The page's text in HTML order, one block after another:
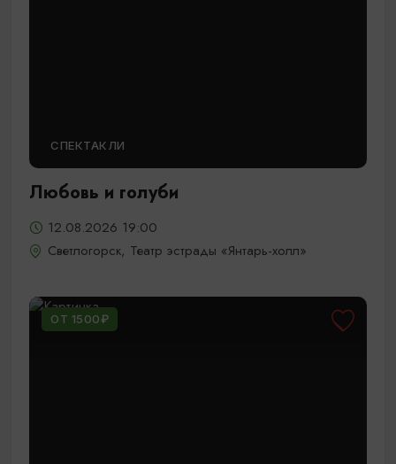
СПЕКТАКЛИ
Любовь и голуби
12.08.2026 19:00
Светлогорск, Театр эстрады «Янтарь-холл»
ОТ 1500₽